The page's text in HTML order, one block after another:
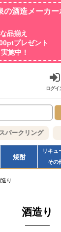
の酒造メーカ
品揃え
プレゼント
施中！
ログイ
スパークリング
焼酎
リキュ
その
り
酒造り